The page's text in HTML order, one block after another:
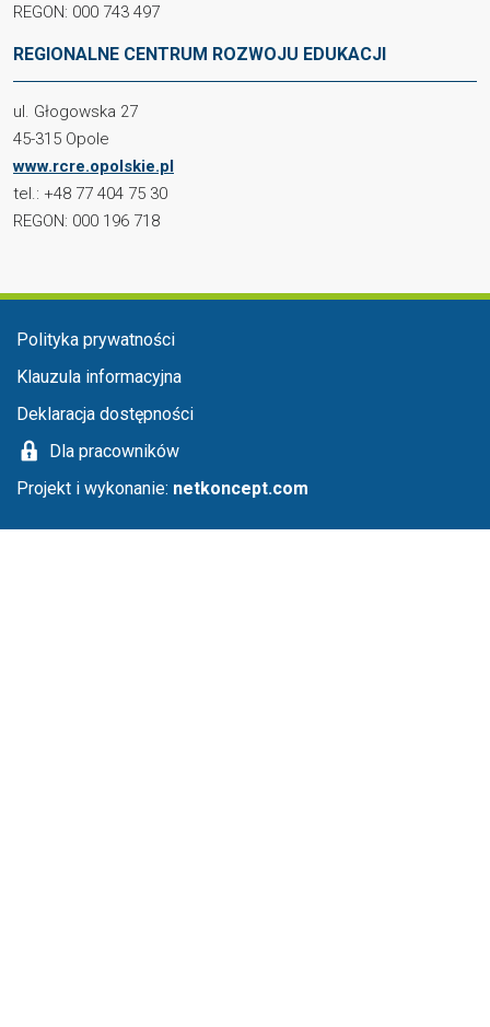
REGON: 000 743 497
REGIONALNE CENTRUM ROZWOJU EDUKACJI
ul. Głogowska 27
45-315 Opole
www.rcre.opolskie.pl
tel.: +48 77 404 75 30
REGON: 000 196 718
Menu stopka
Polityka prywatności
Klauzula informacyjna
Deklaracja dostępności
Dla pracowników
Projekt i wykonanie: netkoncept.com